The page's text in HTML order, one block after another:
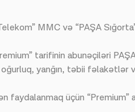
MMC və “PAŞA
tarifinin abunəçiləri
yanğın, təbii fəlakətlər
faydalanmaq üçün